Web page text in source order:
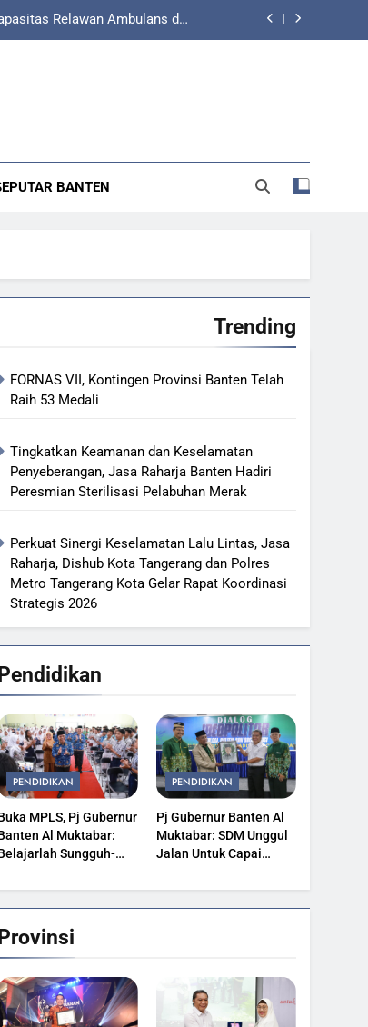
dan BPJS Ketenagakerjaan
Pelayanan Terbaik
Hadiri Peresmian Sterilisasi
dan BPJS Ketenagakerjaan
Kecelakaan Lalu Lintas
BANTEN
Trending
FORNAS VII, Kontingen Provinsi Banten Telah
Raih 53 Medali
Tingkatkan Keamanan dan Keselamatan
Penyeberangan, Jasa Raharja Banten Hadiri
Peresmian Sterilisasi Pelabuhan Merak
Perkuat Sinergi Keselamatan Lalu Lintas, Jasa
Raharja, Dishub Kota Tangerang dan Polres
Metro Tangerang Kota Gelar Rapat Koordinasi
Strategis 2026
PENDIDIKAN
MPLS, Pj Gubernur
Al Muktabar:
Sungguh-
PENDIDIKAN
Pj Gubernur Banten Al
Muktabar: SDM Unggul
Jalan Untuk Capai